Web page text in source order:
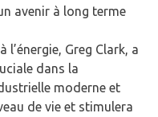
avenir à long terme
l’énergie, Greg Clark, a
dans la
moderne et
de vie et stimulera